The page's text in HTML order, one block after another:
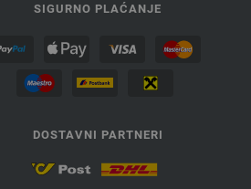
SIGURNO PLAĆANJE
DOSTAVNI PARTNERI